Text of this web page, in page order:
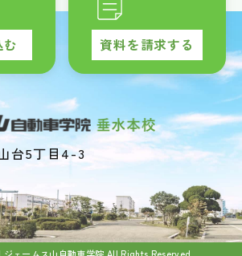
資料を請求する
台5丁目4-3